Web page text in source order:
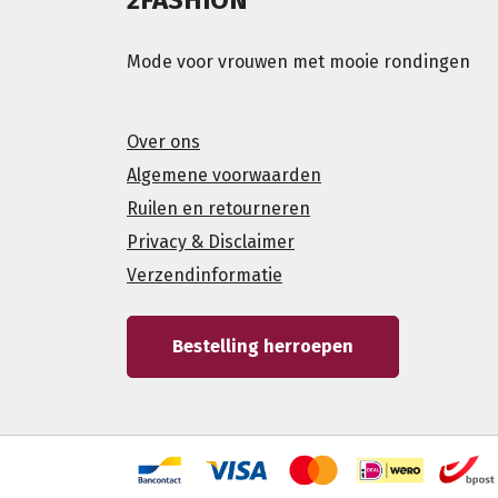
Mode voor vrouwen met mooie rondingen
Over ons
Algemene voorwaarden
Ruilen en retourneren
Privacy & Disclaimer
Verzendinformatie
Bestelling herroepen